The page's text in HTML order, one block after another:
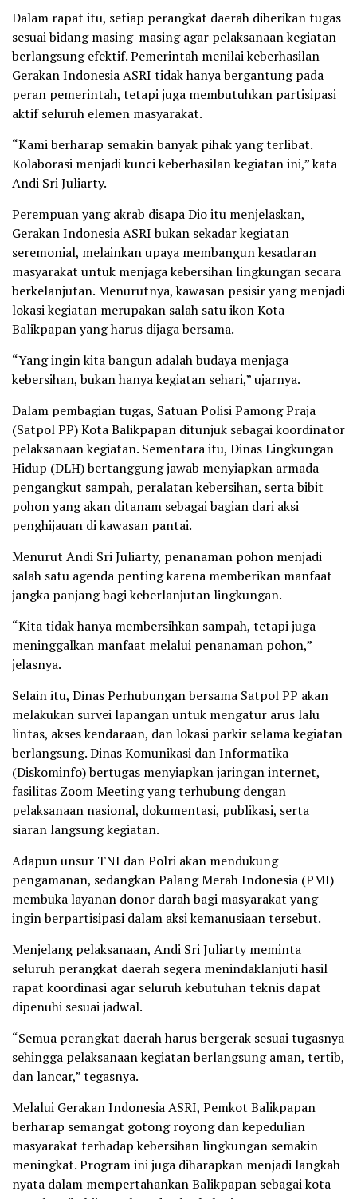
Dalam rapat itu, setiap perangkat daerah diberikan tugas
sesuai bidang masing-masing agar pelaksanaan kegiatan
berlangsung efektif. Pemerintah menilai keberhasilan
Gerakan Indonesia ASRI tidak hanya bergantung pada
peran pemerintah, tetapi juga membutuhkan partisipasi
aktif seluruh elemen masyarakat.
“Kami berharap semakin banyak pihak yang terlibat.
Kolaborasi menjadi kunci keberhasilan kegiatan ini,” kata
Andi Sri Juliarty.
Perempuan yang akrab disapa Dio itu menjelaskan,
Gerakan Indonesia ASRI bukan sekadar kegiatan
seremonial, melainkan upaya membangun kesadaran
masyarakat untuk menjaga kebersihan lingkungan secara
berkelanjutan. Menurutnya, kawasan pesisir yang menjadi
lokasi kegiatan merupakan salah satu ikon Kota
Balikpapan yang harus dijaga bersama.
“Yang ingin kita bangun adalah budaya menjaga
kebersihan, bukan hanya kegiatan sehari,” ujarnya.
Dalam pembagian tugas, Satuan Polisi Pamong Praja
(Satpol PP) Kota Balikpapan ditunjuk sebagai koordinator
pelaksanaan kegiatan. Sementara itu, Dinas Lingkungan
Hidup (DLH) bertanggung jawab menyiapkan armada
pengangkut sampah, peralatan kebersihan, serta bibit
pohon yang akan ditanam sebagai bagian dari aksi
penghijauan di kawasan pantai.
Menurut Andi Sri Juliarty, penanaman pohon menjadi
salah satu agenda penting karena memberikan manfaat
jangka panjang bagi keberlanjutan lingkungan.
“Kita tidak hanya membersihkan sampah, tetapi juga
meninggalkan manfaat melalui penanaman pohon,”
jelasnya.
Selain itu, Dinas Perhubungan bersama Satpol PP akan
melakukan survei lapangan untuk mengatur arus lalu
lintas, akses kendaraan, dan lokasi parkir selama kegiatan
berlangsung. Dinas Komunikasi dan Informatika
(Diskominfo) bertugas menyiapkan jaringan internet,
fasilitas Zoom Meeting yang terhubung dengan
pelaksanaan nasional, dokumentasi, publikasi, serta
siaran langsung kegiatan.
Adapun unsur TNI dan Polri akan mendukung
pengamanan, sedangkan Palang Merah Indonesia (PMI)
membuka layanan donor darah bagi masyarakat yang
ingin berpartisipasi dalam aksi kemanusiaan tersebut.
Menjelang pelaksanaan, Andi Sri Juliarty meminta
seluruh perangkat daerah segera menindaklanjuti hasil
rapat koordinasi agar seluruh kebutuhan teknis dapat
dipenuhi sesuai jadwal.
“Semua perangkat daerah harus bergerak sesuai tugasnya
sehingga pelaksanaan kegiatan berlangsung aman, tertib,
dan lancar,” tegasnya.
Melalui Gerakan Indonesia ASRI, Pemkot Balikpapan
berharap semangat gotong royong dan kepedulian
masyarakat terhadap kebersihan lingkungan semakin
meningkat. Program ini juga diharapkan menjadi langkah
nyata dalam mempertahankan Balikpapan sebagai kota